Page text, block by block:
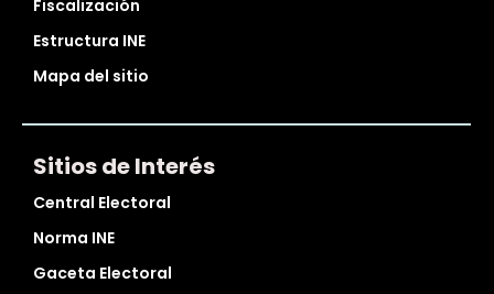
Fiscalización
Estructura INE
Mapa del sitio
Sitios de Interés
Central Electoral
Norma INE
Gaceta Electoral